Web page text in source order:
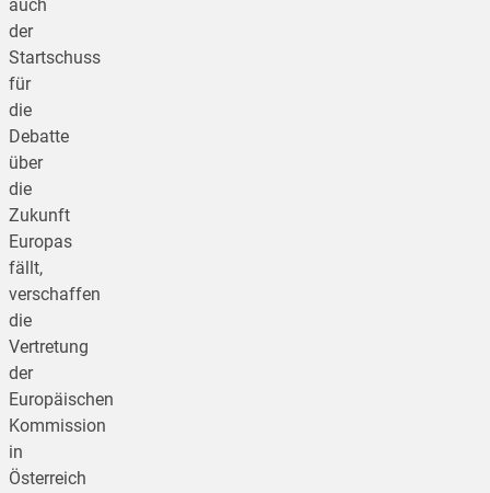
auch
der
Startschuss
für
die
Debatte
über
die
Zukunft
Europas
fällt,
verschaffen
die
Vertretung
der
Europäischen
Kommission
in
Österreich